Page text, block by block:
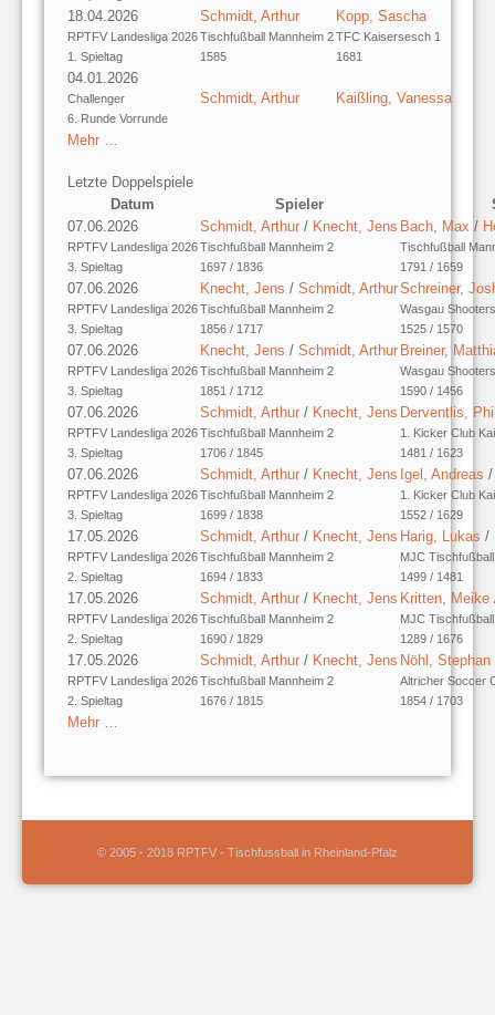
18.04.2026
RPTFV Landesliga 2026
1. Spieltag
Schmidt, Arthur
Tischfußball Mannheim 2
1585
Kopp, Sascha
TFC Kaisersesch 1
1681
04.01.2026
Challenger
6. Runde Vorrunde
Schmidt, Arthur Kaißling, Vanessa
Mehr …
Letzte Doppelspiele
Datum
Spieler
07.06.2026
RPTFV Landesliga 2026
3. Spieltag
Schmidt, Arthur / Knecht, Jens
Tischfußball Mannheim 2
1697 / 1836
Bach, Max /
Tischfußball
1791 / 1659
07.06.2026
RPTFV Landesliga 2026
3. Spieltag
Knecht, Jens / Schmidt, Arthur
Tischfußball Mannheim 2
1856 / 1717
Schreiner,
Wasgau
1525 / 1570
07.06.2026
RPTFV Landesliga 2026
3. Spieltag
Knecht, Jens / Schmidt, Arthur
Tischfußball Mannheim 2
1851 / 1712
Breiner,
Wasgau
1590 / 1456
07.06.2026
RPTFV Landesliga 2026
3. Spieltag
Schmidt, Arthur / Knecht, Jens
Tischfußball Mannheim 2
1706 / 1845
Derventlis,
1. Kicker Club
1481 / 1623
07.06.2026
RPTFV Landesliga 2026
3. Spieltag
Schmidt, Arthur / Knecht, Jens
Tischfußball Mannheim 2
1699 / 1838
Igel, Andreas
1. Kicker Club
1552 / 1629
17.05.2026
RPTFV Landesliga 2026
2. Spieltag
Schmidt, Arthur / Knecht, Jens
Tischfußball Mannheim 2
1694 / 1833
Harig, Lukas /
MJC
1499 / 1481
17.05.2026
RPTFV Landesliga 2026
2. Spieltag
Schmidt, Arthur / Knecht, Jens
Tischfußball Mannheim 2
1690 / 1829
Kritten, Meike
MJC
1289 / 1676
17.05.2026
RPTFV Landesliga 2026
2. Spieltag
Schmidt, Arthur / Knecht, Jens
Tischfußball Mannheim 2
1676 / 1815
Nöhl, Stephan
Altricher Soccer
1854 / 1703
Mehr …
© 2005 - 2018 RPTFV - Tischfussball in Rheinland-Pfalz